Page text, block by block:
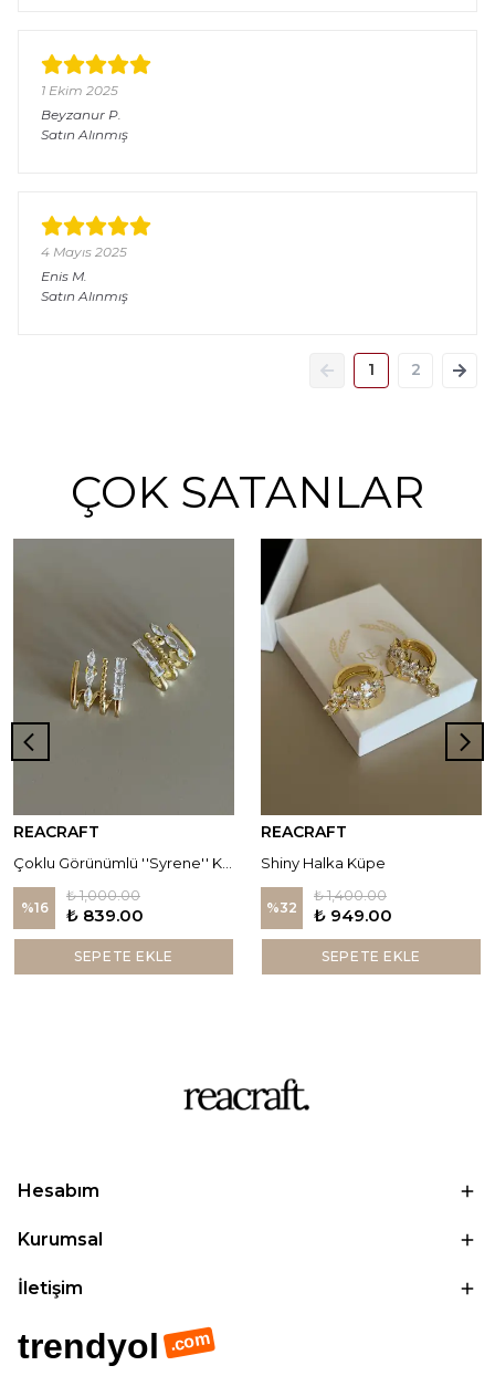
1 Ekim 2025
Beyzanur P.
Satın Alınmış
4 Mayıs 2025
Enis M.
Satın Alınmış
1 2
ÇOK SATANLAR
REACRAFT
%16
₺ 1,000.00
₺ 839.00
SEPETE EKLE
REACRAFT
Shiny Halka Küpe
%32
₺ 1,400.00
₺ 949.00
SEPETE EKLE
Hesabım
Kurumsal
İletişim
trendyol .com